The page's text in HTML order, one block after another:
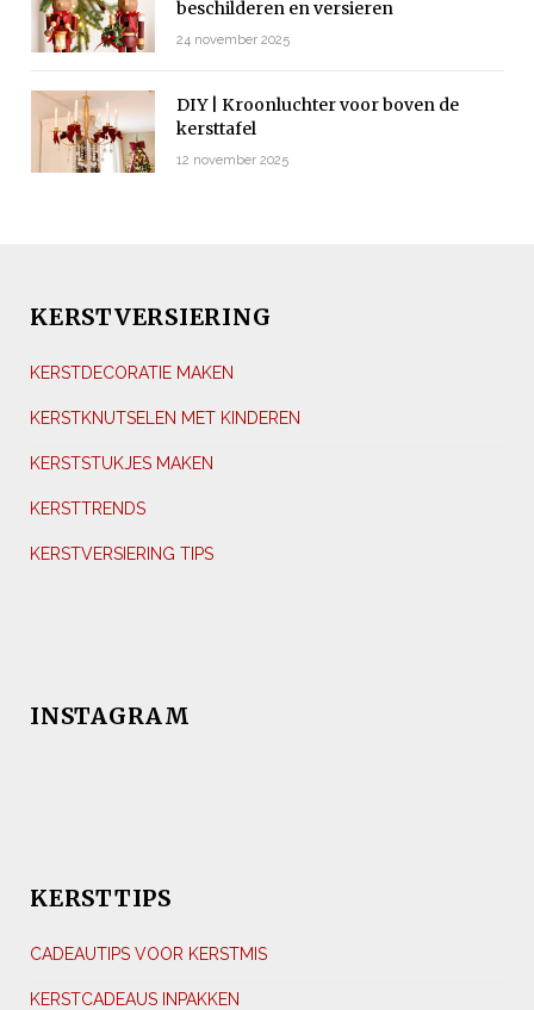
beschilderen en versieren
24 november 2025
DIY | Kroonluchter voor boven de
kersttafel
12 november 2025
KERSTVERSIERING
KERSTDECORATIE MAKEN
KERSTKNUTSELEN MET KINDEREN
KERSTSTUKJES MAKEN
KERSTTRENDS
KERSTVERSIERING TIPS
INSTAGRAM
KERSTTIPS
CADEAUTIPS VOOR KERSTMIS
KERSTCADEAUS INPAKKEN